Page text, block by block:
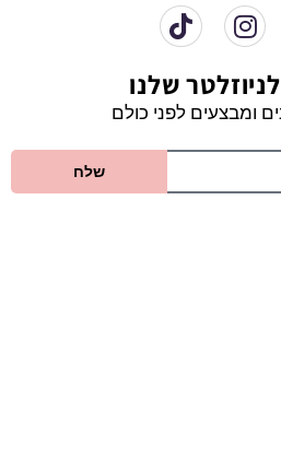
שלנו
ומבצעים לפני כולם
שלח